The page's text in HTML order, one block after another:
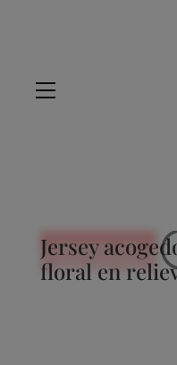
REBAJADO -25%
REBAJADO -25%
REBAJADO -25%
REBAJADO -25%
Jersey
floral en